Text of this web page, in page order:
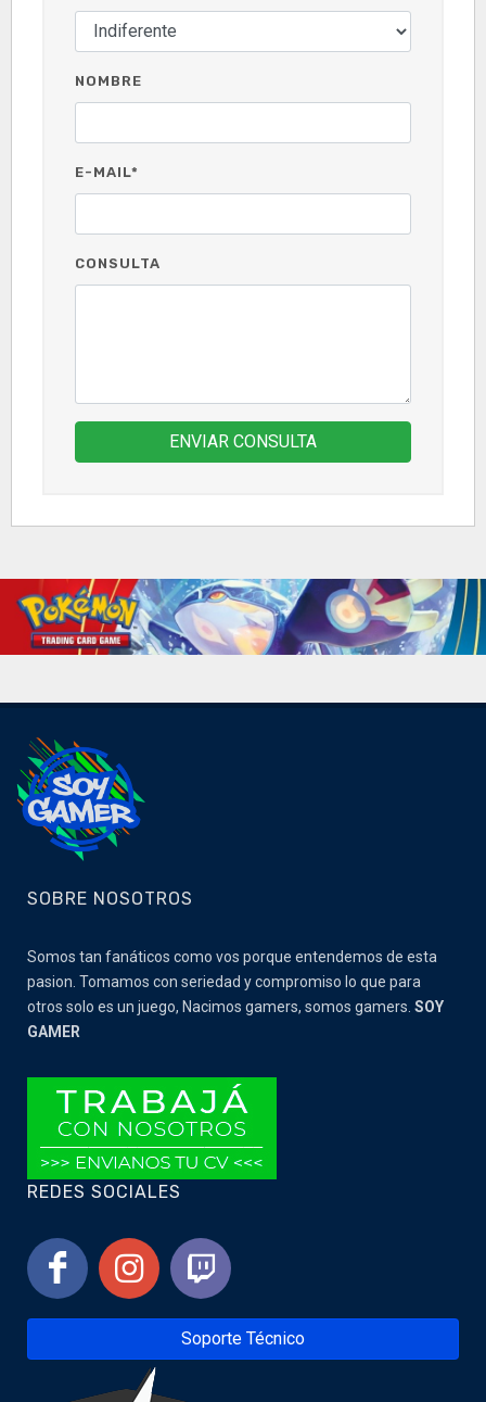
NOMBRE
E-MAIL*
CONSULTA
ENVIAR CONSULTA
SOBRE NOSOTROS
Somos tan fanáticos como vos porque entendemos de esta
pasion. Tomamos con seriedad y compromiso lo que para
otros solo es un juego, Nacimos gamers, somos gamers. SOY
GAMER
REDES SOCIALES
Soporte Técnico